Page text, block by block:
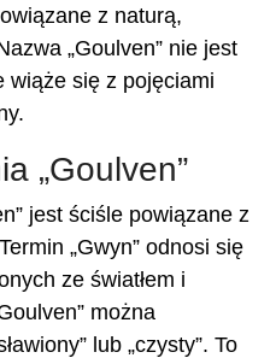
z naturą,
„Goulven” nie jest
wiąże się z pojęciami
„Goulven”
jest ściśle powiązane z
„Gwyn” odnosi się
ze światłem i
można
lub „czysty”. To